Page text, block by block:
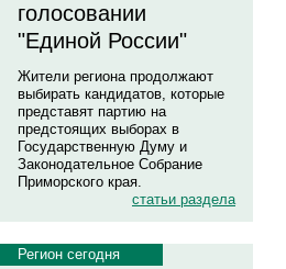
голосовании
"Единой России"
Жители региона продолжают
выбирать кандидатов, которые
представят партию на
предстоящих выборах в
Государственную Думу и
Законодательное Собрание
Приморского края.
статьи раздела
Регион сегодня